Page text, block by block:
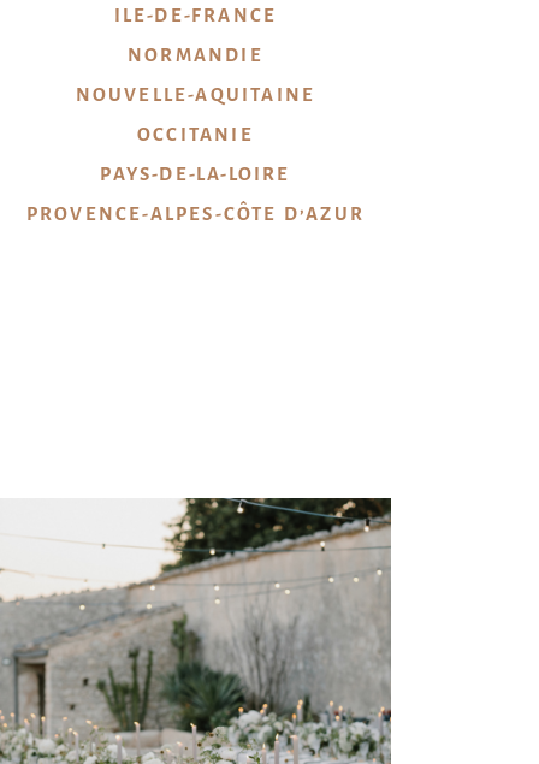
ILE-DE-FRANCE
NORMANDIE
NOUVELLE-AQUITAINE
OCCITANIE
PAYS-DE-LA-LOIRE
PROVENCE-ALPES-CÔTE D’AZUR